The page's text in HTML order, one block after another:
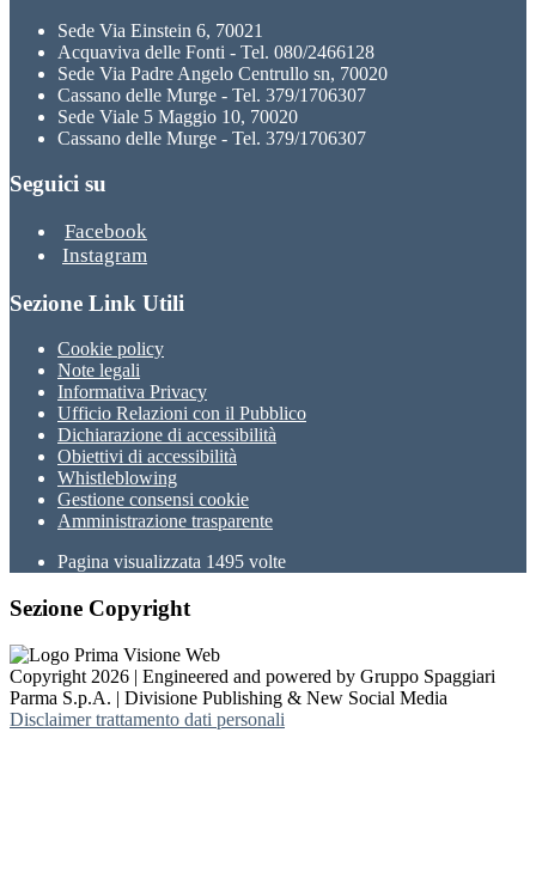
Sede Via Einstein 6, 70021
Acquaviva delle Fonti - Tel. 080/2466128
Sede Via Padre Angelo Centrullo sn, 70020
Cassano delle Murge - Tel. 379/1706307
Sede Viale 5 Maggio 10, 70020
Cassano delle Murge - Tel. 379/1706307
Seguici su
Facebook
Instagram
Sezione Link Utili
Cookie policy
Note legali
Informativa Privacy
Ufficio Relazioni con il Pubblico
Dichiarazione di accessibilità
Obiettivi di accessibilità
Whistleblowing
Gestione consensi cookie
Amministrazione trasparente
Pagina visualizzata 1495 volte
Sezione Copyright
Copyright 2026 | Engineered and powered by Gruppo Spaggiari
Parma S.p.A. | Divisione Publishing & New Social Media
Disclaimer trattamento dati personali